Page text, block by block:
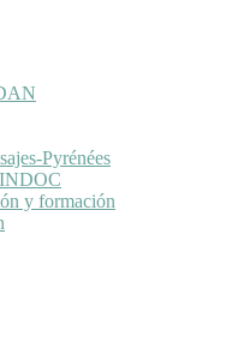
Pyrénées
y formación